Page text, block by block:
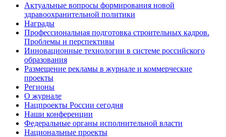
Актуальные вопросы формирования новой
здравоохранительной политики
Награды
Профессиональная подготовка строительных кадров.
Проблемы и перспективы
Инновационные технологии в системе российского
образования
Размещение рекламы в журнале и коммерческие
проекты
Регионы
О журнале
Нацпроекты России сегодня
Наши конференции
Федеральные органы исполнительной власти
Национальные проекты